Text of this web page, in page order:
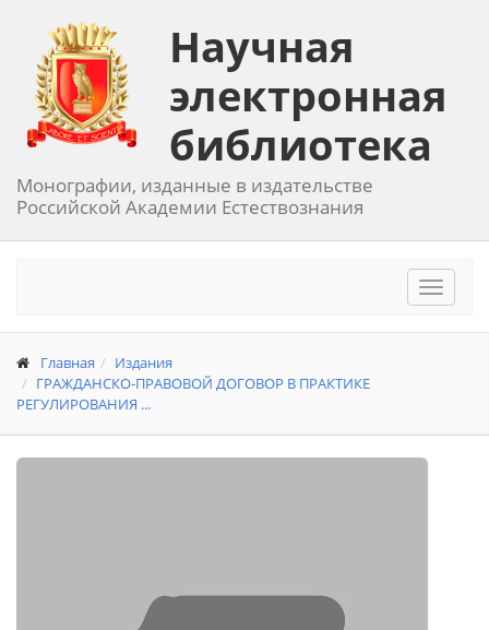
Научная
электронная
библиотека
Монографии, изданные в издательстве
Российской Академии Естествознания
Toggle
Главная
Издания
ГРАЖДАНСКО-ПРАВОВОЙ ДОГОВОР В ПРАКТИКЕ
РЕГУЛИРОВАНИЯ ...